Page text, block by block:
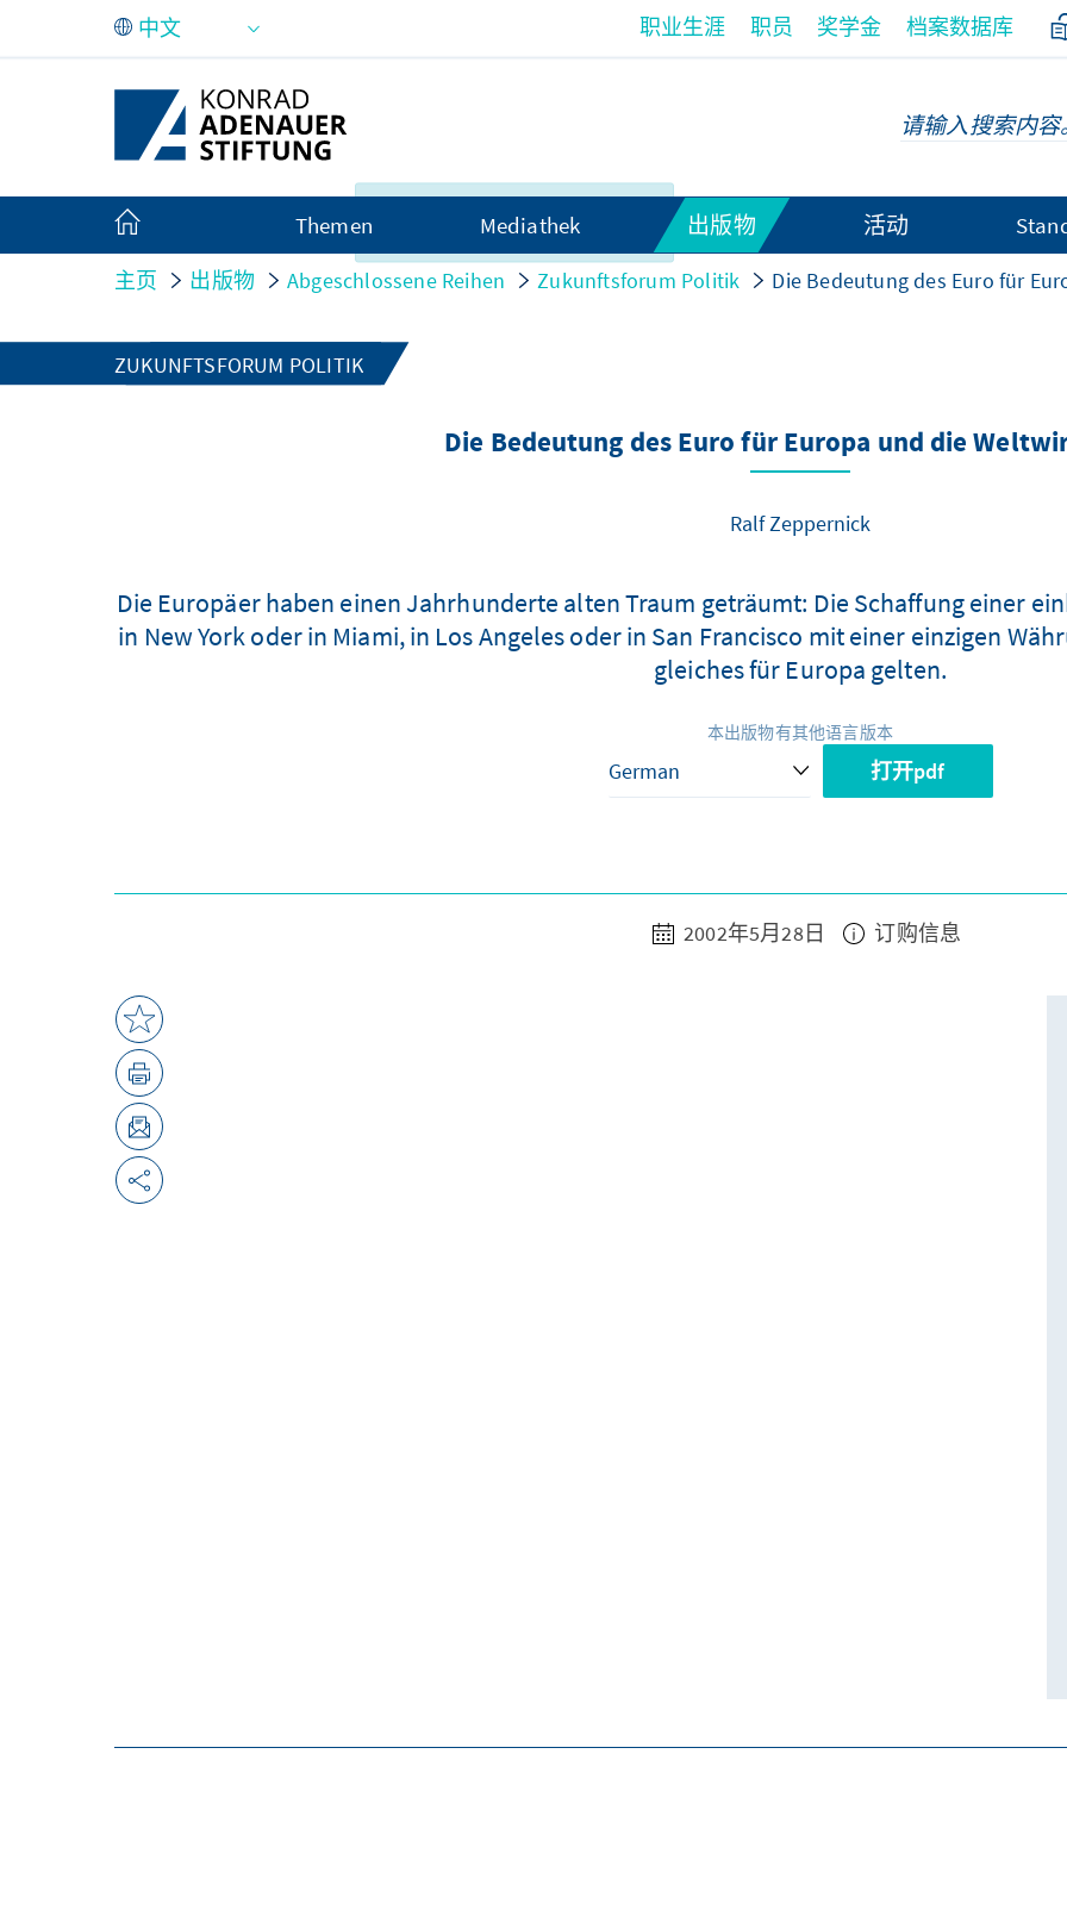
跳转到主内容
言显示。
职业生涯 职员 奖学金 档案数据库
Themen Mediathek 出版物 活动
主页 出版物 Abgeschlossene Reihen Zukunftsforum Politik Die Bedeutung des Euro für
ZUKUNFTSFORUM POLITIK
Die Bedeutung des Euro für Europa und die
Ralf Zeppernick
Die Europäer haben einen Jahrhunderte alten Traum geträumt: Die Schaffung einer
in New York oder in Miami, in Los Angeles oder in San Francisco mit einer einzigen
gleiches für Europa gelten.
本出版物有其他语言版本
打开pdf
2002年5月28日 订购信息